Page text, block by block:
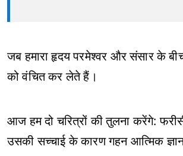
जब हमारा हृदय परमेश्वर और संसार के
को वंचित कर लेते हैं।
आज हम दो चरित्रों की तुलना करेंगे:
उसकी सच्चाई के कारण गहन आत्मिक